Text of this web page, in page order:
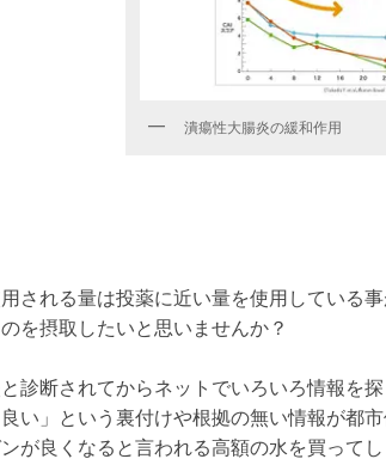
潰瘍性大腸炎の緩和作用
される量は投薬に近い量を使用している
を摂取したいと思いませんか？
診断されてからネットでいろいろ情報を
い」という裏付けや根拠の無い情報が都
が良くなると言われる高額の水を買って